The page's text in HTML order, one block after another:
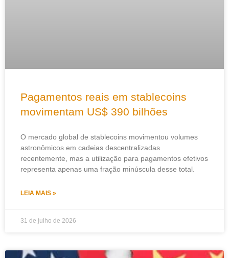
Pagamentos reais em stablecoins
movimentam US$ 390 bilhões
O mercado global de stablecoins movimentou volumes
astronômicos em cadeias descentralizadas
recentemente, mas a utilização para pagamentos efetivos
representa apenas uma fração minúscula desse total.
LEIA MAIS »
31 de julho de 2026